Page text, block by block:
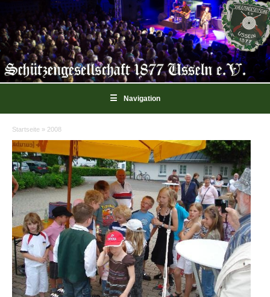
☰ Navigation
Sie sind hier
Startseite » 2008